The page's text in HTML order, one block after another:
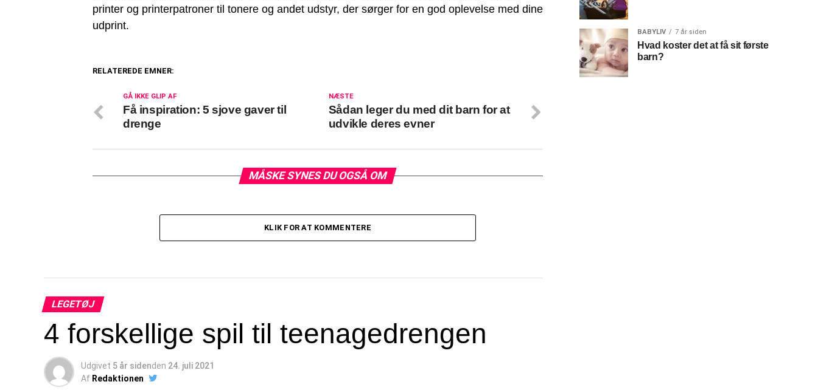
printer og printerpatroner til tonere og andet udstyr, der sørger for en god oplevelse med dine
udprint.
RELATEREDE EMNER:
NÆSTE
Sådan leger du med dit barn for at
udvikle deres evner
GÅ IKKE GLIP AF
Få inspiration: 5 sjove gaver til
drenge
MÅSKE SYNES DU OGSÅ OM
KLIK FOR AT KOMMENTERE
LEGETØJ
4 forskellige spil til teenagedrengen
Udgivet 5 år sidenden 24. juli 2021
Af Redaktionen
BABYLIV 7 år siden
Hvad koster det at få sit første
barn?